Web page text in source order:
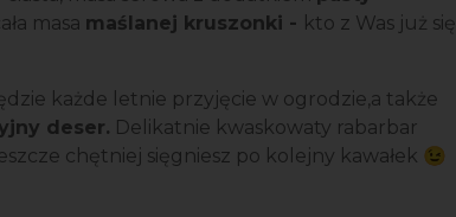
masa maślanej kruszonki - kto z Was już się
każde letnie przyjęcie w ogrodzie,a także
deser. Delikatnie kwaskowaty rabarbar
chętniej sięgniesz po kolejny kawałek 😉